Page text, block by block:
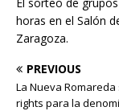
horas en el Salón
Zaragoza.
PREVIOUS
La Nueva
rights para la